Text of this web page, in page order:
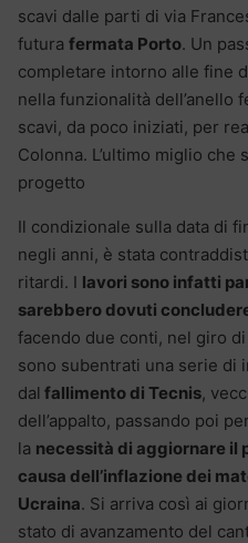
scavi dalle parti di via
futura fermata Porto. Un
completare intorno alle fine
nella funzionalità dell’anello
scavi, da poco iniziati, per
Colonna. L’ultimo miglio che
progetto
Il condizionale sulla data di
negli anni, è stata
ritardi. I lavori sono infatti
sarebbero dovuti
facendo due conti, nel giro
sono subentrati una serie di
dal fallimento di Tecnis,
dell’appalto, passando poi per
la necessità di aggiornare il
causa dell’inflazione dei
Ucraina. Si arriva così ai
stato di avanzamento del